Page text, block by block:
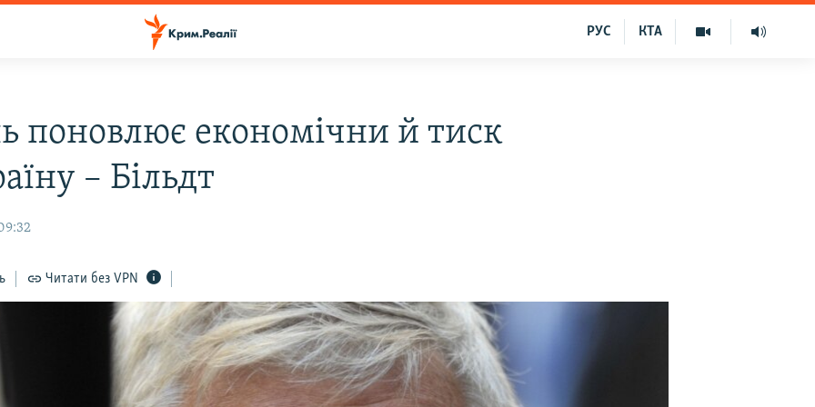
КТА
РУС
поновлює економічни й тиск
– Більдт
Читати без VPN